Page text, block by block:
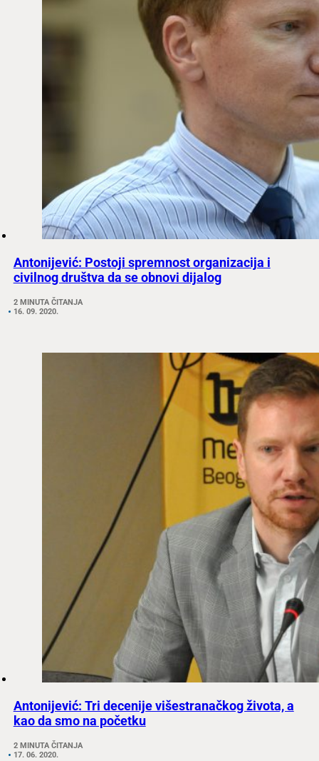
Antonijević: Postoji spremnost organizacija i
civilnog društva da se obnovi dijalog
2 MINUTA ČITANJA
16. 09. 2020.
Antonijević: Tri decenije višestranačkog života, a
kao da smo na početku
2 MINUTA ČITANJA
17. 06. 2020.